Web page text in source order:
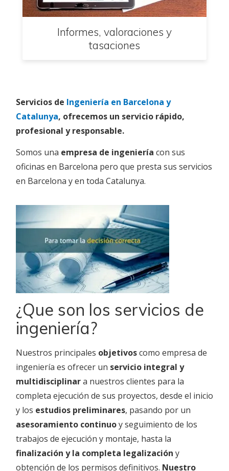
Informes, valoraciones y
tasaciones
Servicios de Ingeniería en Barcelona y
Catalunya, ofrecemos un servicio rápido,
profesional y responsable.
Somos una empresa de ingeniería con sus
oficinas en Barcelona pero que presta sus servicios
en Barcelona y en toda Catalunya.
¿Que son los servicios de
ingeniería?
Nuestros principales objetivoscomo empresa de
ingeniería es ofrecer un servicio integral y
multidisciplinara nuestros clientes para la
completa ejecución de sus proyectos, desde el inicio
y los estudios preliminares, pasando por un
asesoramiento continuoy seguimiento de los
trabajos de ejecución y montaje, hasta la
finalización y la completa legalización y
obtención de los permisos definitivos. Nuestro